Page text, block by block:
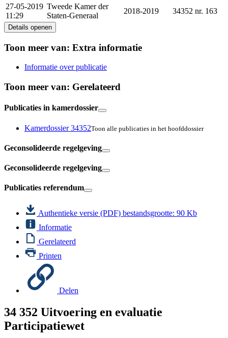
27-05-2019
11:29
Tweede Kamer der
Staten-Generaal
2018-2019 34352 nr. 163
Details openen
Toon meer van: Extra informatie
Informatie over publicatie
Toon meer van: Gerelateerd
Publicaties in kamerdossier
Kamerdossier 34352Toon alle publicaties in het hoofddossier
Geconsolideerde regelgeving
Geconsolideerde regelgeving
Publicaties referendum
Authentieke versie (PDF) bestandsgrootte: 90 Kb
Informatie
Gerelateerd
Printen
Delen
34 352 Uitvoering en evaluatie
Participatiewet